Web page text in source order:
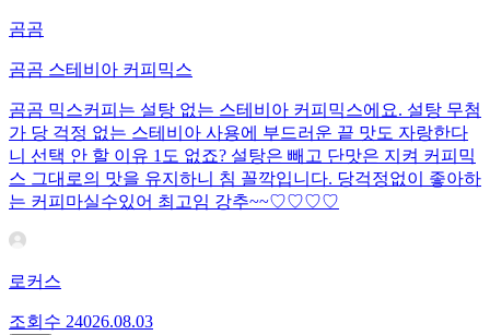
곰곰
곰곰 스테비아 커피믹스
곰곰 믹스커피는 설탕 없는 스테비아 커피믹스에요. 설탕 무첨
가 당 걱정 없는 스테비아 사용에 부드러운 끝 맛도 자랑한다
니 선택 안 할 이유 1도 없죠? 설탕은 빼고 단맛은 지켜 커피믹
스 그대로의 맛을 유지하니 침 꼴깍입니다. 당걱정없이 좋아하
는 커피마실수있어 최고임 강추~~♡♡♡♡
로커스
조회수 24026.08.03